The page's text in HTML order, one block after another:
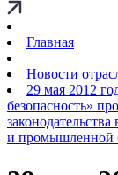
Главная
Новости
29 мая 2012
безопасность»
и промышленной